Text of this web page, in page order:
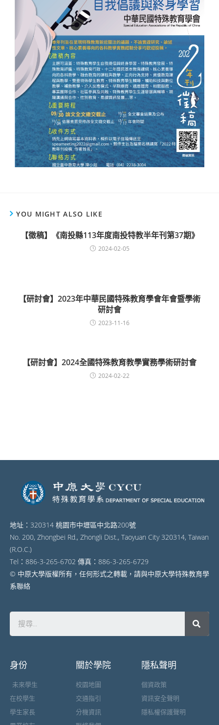
YOU MIGHT ALSO LIKE
【徵稿】《南投縣113年度南投特教半年刊第37期》
2024-02-05
【研討會】2023年中華民國特殊教育學會年會暨學術
研討會
2023-11-16
【研討會】2024全國特殊教育教學實務學術研討會
2024-02-22
地址：320314 桃園市中壢區中北路200號
No. 200, Zhongbei Rd., Zhongli Dist., Taoyuan City 320314, Taiwan
(R.O.C.)
Tel：886-3-265-6702 傳真：886-3-265-6729
© 中原大學版權所有，任何形式之轉載，請與中原大學特殊教育學
系聯絡
身份
未來學生
在校學生
學生家長
關於學院
校園地圖
交通指引
分機資訊
隱私聲明
個資政策
資訊安全聲明
隱私權保護聲明